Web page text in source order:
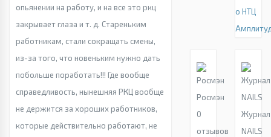
опьянении на работу, и на все это ркц
закрывает глаза и т. д. Стареньким
работникам, стали сокращать смены,
из-за того, что новеньким нужно дать
побольше поработать!!! Где вообще
справедливость, нынешняя РКЦ вообще
не держится за хороших работников,
которые действительно работают, не
о НТЦ
Росмэн
0
отзывов
Журнал
NAILS